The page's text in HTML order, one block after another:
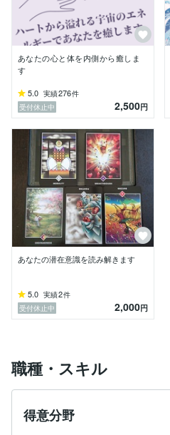
あなたの心と体を内側から癒しま
す
5.0 実績276件
受付休止中
2,500円
あなたの潜在意識を読み解きます
5.0 実績2件
受付休止中
2,000円
職種・スキル
得意分野